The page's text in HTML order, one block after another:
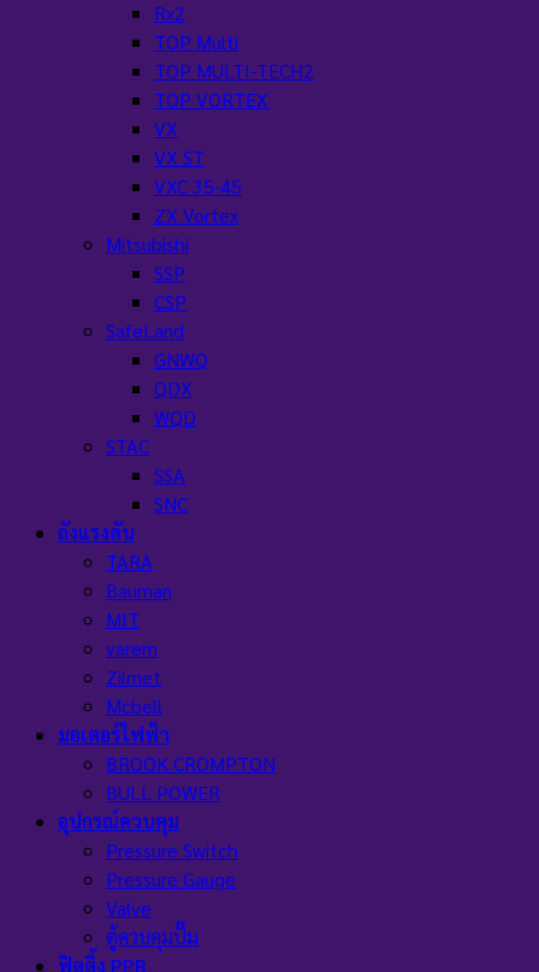
Rx2
TOP Multi
TOP MULTI-TECH2
TOP VORTEX
VX
VX ST
VXC 35-45
ZX Vortex
Mitsubishi
SSP
CSP
SafeLand
GNWQ
QDX
WQD
STAC
SSA
SNC
ถังแรงดัน
TARA
Bauman
MIT
varem
Zilmet
Mcbell
มอเตอร์ไฟฟ้า
BROOK CROMPTON
BULL POWER
อุปกรณ์ควบคุม
Pressure Switch
Pressure Gauge
Valve
ตู้ควบคุมปั๊ม
ฟิตติ้ง PPR